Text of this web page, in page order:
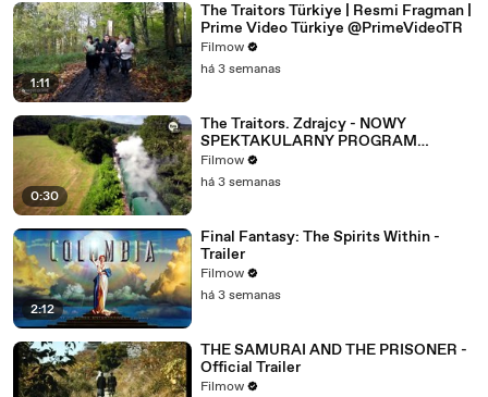
1:11
The Traitors Türkiye | Resmi Fragman |
Prime Video Türkiye @PrimeVideoTR
Filmow
há 3 semanas
0:30
The Traitors. Zdrajcy - NOWY
SPEKTAKULARNY PROGRAM
WKRÓTCE W TVN! 🔥
Filmow
há 3 semanas
2:12
Final Fantasy: The Spirits Within -
Trailer
Filmow
há 3 semanas
THE SAMURAI AND THE PRISONER -
Official Trailer
Filmow